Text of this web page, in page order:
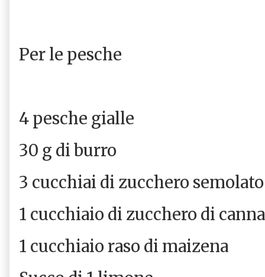
Per le pesche
4 pesche gialle
30 g di burro
3 cucchiai di zucchero
1 cucchiaio di zucchero di
1 cucchiaio raso di maizena